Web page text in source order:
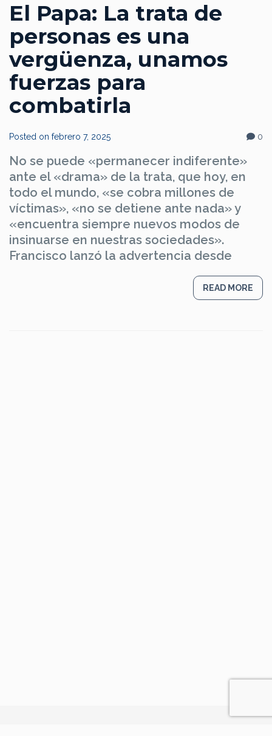
El Papa: La trata de
personas es una
vergüenza, unamos
fuerzas para
combatirla
Posted on febrero 7, 2025 0
No se puede «permanecer indiferente»
ante el «drama» de la trata, que hoy, en
todo el mundo, «se cobra millones de
víctimas», «no se detiene ante nada» y
«encuentra siempre nuevos modos de
insinuarse en nuestras sociedades».
Francisco lanzó la advertencia desde
READ MORE